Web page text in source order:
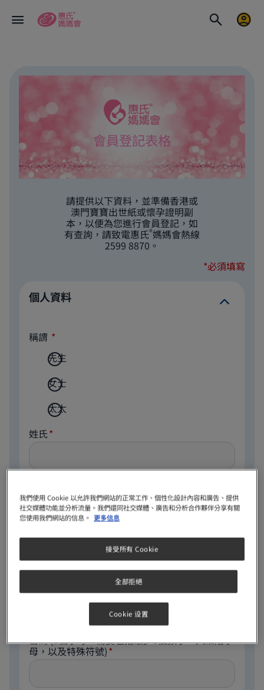
會員登記表格
請提供以下資料，並準備香港或
澳門寶寶出世紙或懷孕證明副
本，以便為您進行會員登記，如
有查詢，請致電惠氏®媽媽會熱線
2599 8870。
*必須填寫
個人資料
稱謂
先生
女士
太太
姓氏
The email address is not made public. It will only be
used if you need to be contacted about your account
or for opted-in notifications.
密碼(8個字母，需要包括最少1個數字，大細階字
母，以及特殊符號)
我們使用 Cookie 以允許我們網站的正常工作、個性化設計內容和廣告、提供
社交媒體功能並分析流量。我們還同社交媒體、廣告和分析合作夥伴分享有關
您使用我們網站的信息。 更多信息
全部拒絕
接受所有 Cookie
Cookie 设置